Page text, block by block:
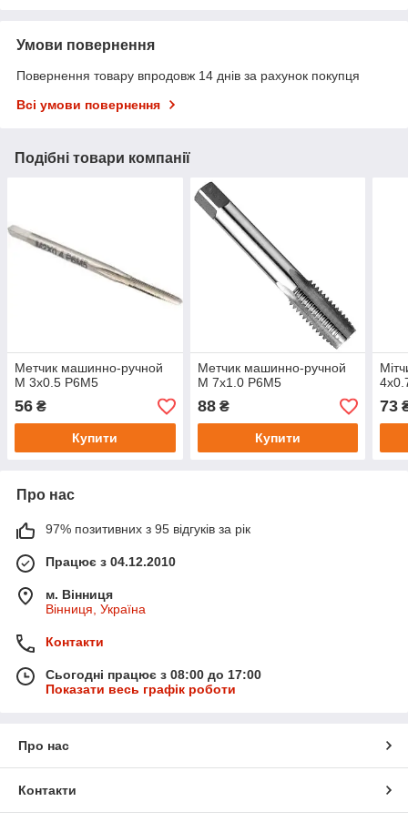
Умови повернення
Повернення товару впродовж 14 днів за рахунок покупця
Всі умови повернення
Подібні товари компанії
Метчик машинно-ручной
М 3х0.5 Р6М5
56 ₴
Купити
Метчик машинно-ручной
М 7х1.0 Р6М5
88₴
Купити
73
Про нас
97% позитивних з 95 відгуків за рік
Працює з 04.12.2010
м. Вінниця
Вінниця, Україна
Контакти
Сьогодні працює з 08:00 до 17:00
Показати весь графік роботи
Про нас
Контакти